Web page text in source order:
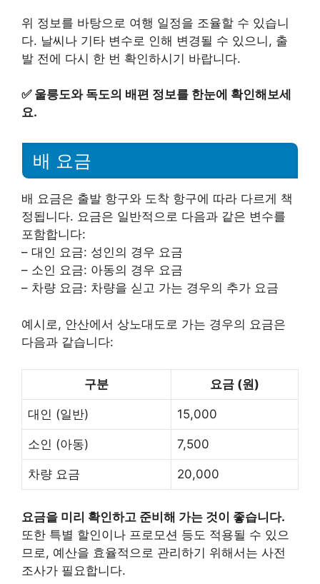
위 정보를 바탕으로 여행 일정을 조율할 수 있습니
다. 날씨나 기타 변수로 인해 변경될 수 있으니, 출
발 전에 다시 한 번 확인하시기 바랍니다.
✅ 울릉도와 독도의 배편 정보를 한눈에 확인해보세
요.
배 요금
배 요금은 출발 항구와 도착 항구에 따라 다르게 책
정됩니다. 요금은 일반적으로 다음과 같은 변수를
포함합니다:
– 대인 요금: 성인의 경우 요금
– 소인 요금: 아동의 경우 요금
– 차량 요금: 차량을 싣고 가는 경우의 추가 요금
예시로, 안산에서 상노대도로 가는 경우의 요금은
다음과 같습니다:
구분 요금 (원)
대인 (일반) 15,000
소인 (아동) 7,500
차량 요금 20,000
요금을 미리 확인하고 준비해 가는 것이 좋습니다.
또한 특별 할인이나 프로모션 등도 적용될 수 있으
므로, 예산을 효율적으로 관리하기 위해서는 사전
조사가 필요합니다.